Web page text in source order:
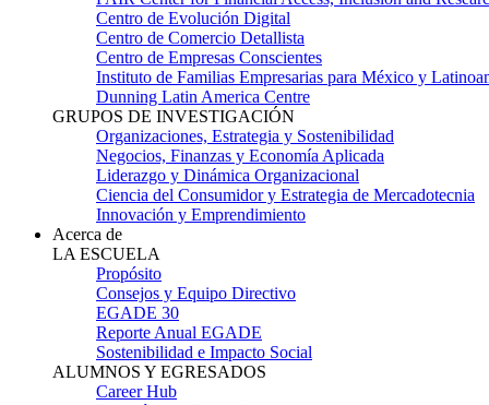
Centro de Evolución Digital
Centro de Comercio Detallista
Centro de Empresas Conscientes
Instituto de Familias Empresarias para México y
Dunning Latin America Centre
GRUPOS DE INVESTIGACIÓN
Organizaciones, Estrategia y Sostenibilidad
Negocios, Finanzas y Economía Aplicada
Liderazgo y Dinámica Organizacional
Ciencia del Consumidor y Estrategia de Mercadotecnia
Innovación y Emprendimiento
Acerca de
LA ESCUELA
Propósito
Consejos y Equipo Directivo
EGADE 30
Reporte Anual EGADE
Sostenibilidad e Impacto Social
ALUMNOS Y EGRESADOS
Career Hub